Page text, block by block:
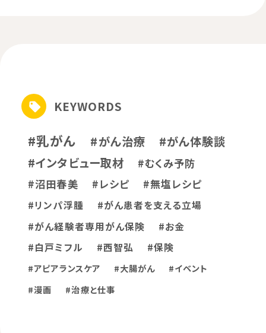
KEYWORDS
#乳がん #がん治療
#がん体験談
#インタビュー取材
#むくみ予防
#沼田春美
#レシピ #無塩レシピ
#リンパ浮腫
#がん患者を支える立場
#がん経験者専用がん保険
#お金
#白戸ミフル
#西智弘 #保険
#アピアランスケア #大腸がん
#イベント
#漫画
#治療と仕事